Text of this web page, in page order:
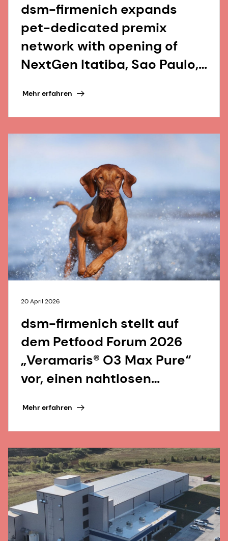
dsm-firmenich expands
pet-dedicated premix
network with opening of
NextGen Itatiba, Sao Paulo,
Mehr erfahren
20 April 2026
dsm-firmenich stellt auf
dem Petfood Forum 2026
„Veramaris® O3 Max Pure“
vor, einen nahtlosen
Mehr erfahren